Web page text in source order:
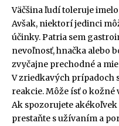
Väčšina ľudí toleruje
Avšak, niektorí jedinci
účinky. Patria sem
nevoľnosť, hnačka alebo
zvyčajne prechodné a
V zriedkavých prípadoch
reakcie. Môže ísť o kožné
Ak spozorujete
prestaňte s užívaním a